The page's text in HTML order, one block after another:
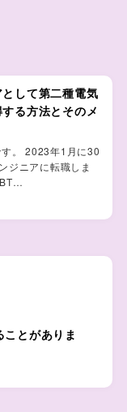
して第二種電気
る方法とそのメ
。 2023年1月に30
ジニアに転職しま
とがありま